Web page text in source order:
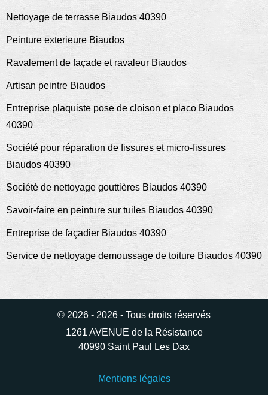
Nettoyage de terrasse Biaudos 40390
Peinture exterieure Biaudos
Ravalement de façade et ravaleur Biaudos
Artisan peintre Biaudos
Entreprise plaquiste pose de cloison et placo Biaudos
40390
Société pour réparation de fissures et micro-fissures
Biaudos 40390
Société de nettoyage gouttières Biaudos 40390
Savoir-faire en peinture sur tuiles Biaudos 40390
Entreprise de façadier Biaudos 40390
Service de nettoyage demoussage de toiture Biaudos 40390
© 2026 - 2026 - Tous droits réservés
1261 AVENUE de la Résistance
40990 Saint Paul Les Dax
Mentions légales